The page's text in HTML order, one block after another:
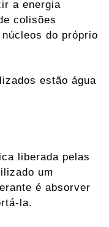
a energia
colisões
do próprio
estão água
liberada pelas
um
é absorver
la.